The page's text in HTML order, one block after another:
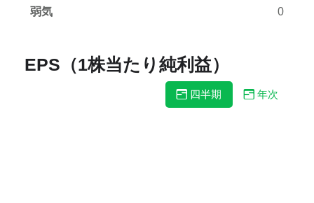
弱気 0
EPS（1株当たり純利益）
四半期 年次